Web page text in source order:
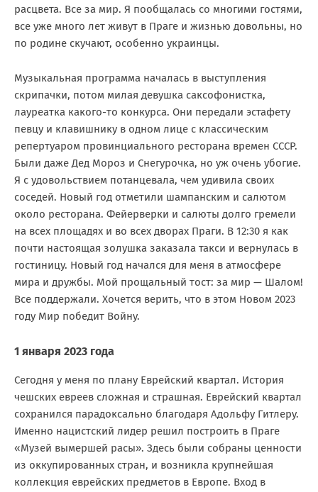
расцвета. Все за мир. Я пообщалась со многими гостями,
все уже много лет живут в Праге и жизнью довольны, но
по родине скучают, особенно украинцы.
Музыкальная программа началась в выступления
скрипачки, потом милая девушка саксофонистка,
лауреатка какого-то конкурса. Они передали эстафету
певцу и клавишнику в одном лице с классическим
репертуаром провинциального ресторана времен СССР.
Были даже Дед Мороз и Снегурочка, но уж очень убогие.
Я с удовольствием потанцевала, чем удивила своих
соседей. Новый год отметили шампанским и салютом
около ресторана. Фейерверки и салюты долго гремели
на всех площадях и во всех дворах Праги. В 12:30 я как
почти настоящая золушка заказала такси и вернулась в
гостиницу. Новый год начался для меня в атмосфере
мира и дружбы. Мой прощальный тост: за мир — Шалом!
Все поддержали. Хочется верить, что в этом Новом 2023
году Мир победит Войну.
1 января 2023 года
Сегодня у меня по плану Еврейский квартал. История
чешских евреев сложная и страшная. Еврейский квартал
сохранился парадоксально благодаря Адольфу Гитлеру.
Именно нацистский лидер решил построить в Праге
«Музей вымершей расы». Здесь были собраны ценности
из оккупированных стран, и возникла крупнейшая
коллекция еврейских предметов в Европе. Вход в